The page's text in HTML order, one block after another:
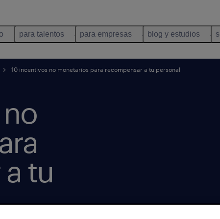
para talentos para empresas blog y estudios
10 incentivos no monetarios para recompensar a tu personal
tu